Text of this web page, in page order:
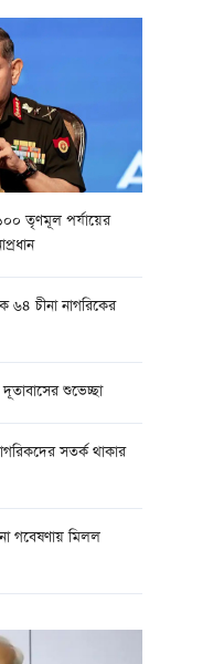
তৃণমূল পর্যায়ের
৬৪ চীনা নাগরিকের
শুভেচ্ছা
সতর্ক থাকার
গবেষণায় মিলল